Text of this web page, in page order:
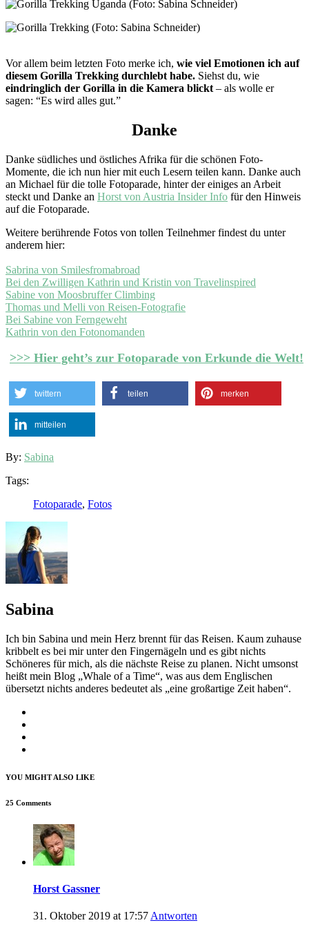
Vor allem beim letzten Foto merke ich, wie viel Emotionen ich auf
diesem Gorilla Trekking durchlebt habe. Siehst du, wie
eindringlich der Gorilla in die Kamera blickt – als wolle er
sagen: “Es wird alles gut.”
Danke
Danke südliches und östliches Afrika für die schönen Foto-
Momente, die ich nun hier mit euch Lesern teilen kann. Danke auch
an Michael für die tolle Fotoparade, hinter der einiges an Arbeit
steckt und Danke an Horst von Austria Insider Info für den Hinweis
auf die Fotoparade.
Weitere berührende Fotos von tollen Teilnehmer findest du unter
anderem hier:
Sabrina von Smilesfromabroad
Bei den Zwilligen Kathrin und Kristin von Travelinspired
Sabine von Moosbruffer Climbing
Thomas und Melli von Reisen-Fotografie
Bei Sabine von Ferngeweht
Kathrin von den Fotonomanden
>>> Hier geht’s zur Fotoparade von Erkunde die Welt!
twittern teilen merken
mitteilen
By: Sabina
Tags:
Fotoparade, Fotos
Sabina
Ich bin Sabina und mein Herz brennt für das Reisen. Kaum zuhause
kribbelt es bei mir unter den Fingernägeln und es gibt nichts
Schöneres für mich, als die nächste Reise zu planen. Nicht umsonst
heißt mein Blog „Whale of a Time“, was aus dem Englischen
übersetzt nichts anderes bedeutet als „eine großartige Zeit haben“.
YOU MIGHT ALSO LIKE
25 Comments
Horst Gassner
31. Oktober 2019 at 17:57 Antworten